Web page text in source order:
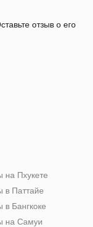
отзыв о его
на Пхукете
в Паттайе
в Бангкоке
на Самуи